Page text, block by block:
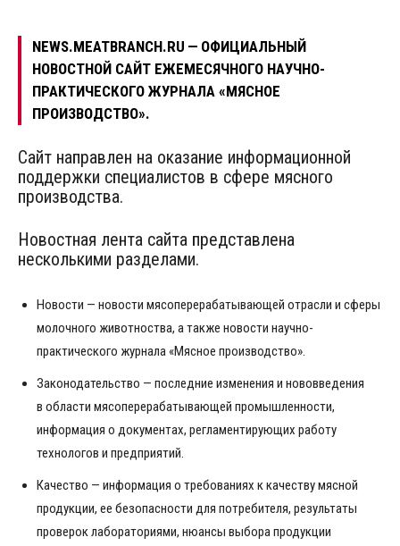
NEWS.MEATBRANCH.RU — ОФИЦИАЛЬНЫЙ
НОВОСТНОЙ САЙТ ЕЖЕМЕСЯЧНОГО НАУЧНО-
ПРАКТИЧЕСКОГО ЖУРНАЛА «МЯСНОЕ
ПРОИЗВОДСТВО».
Сайт направлен на оказание информационной
поддержки специалистов в сфере мясного
производства.
Новостная лента сайта представлена
несколькими разделами.
Новости — новости мясоперерабатывающей отрасли и сферы
молочного животноства, а также новости научно-
практического журнала «Мясное производство».
Законодательство — последние изменения и нововведения
в области мясоперерабатывающей промышленности,
информация о документах, регламентирующих работу
технологов и предприятий.
Качество — информация о требованиях к качеству мясной
продукции, ее безопасности для потребителя, результаты
проверок лабораториями, нюансы выбора продукции